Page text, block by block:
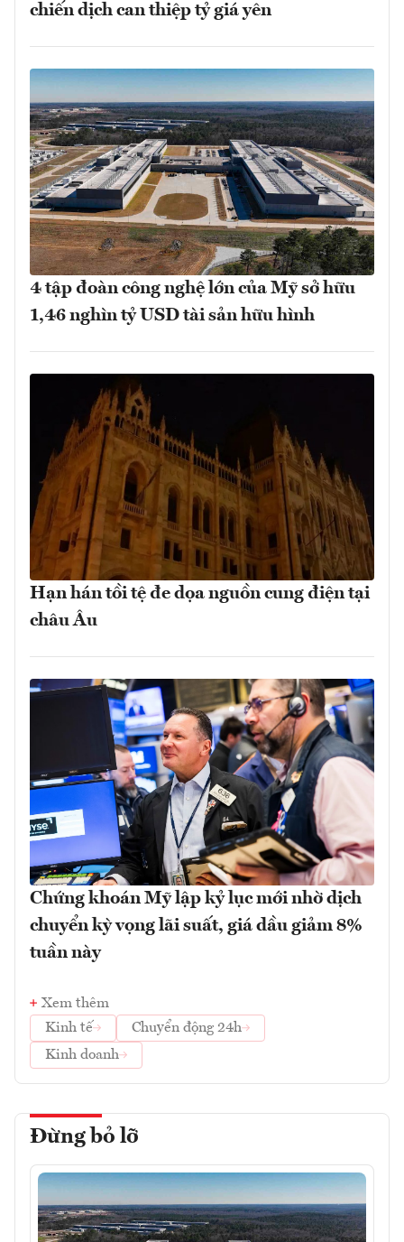
chiến dịch can thiệp tỷ giá yên
4 tập đoàn công nghệ lớn của Mỹ sở hữu
1,46 nghìn tỷ USD tài sản hữu hình
Hạn hán tồi tệ đe dọa nguồn cung điện tại
châu Âu
Chứng khoán Mỹ lập kỷ lục mới nhờ dịch
chuyển kỳ vọng lãi suất, giá dầu giảm 8%
tuần này
Xem thêm
Kinh tế
Chuyển động 24h
Kinh doanh
Đừng bỏ lỡ